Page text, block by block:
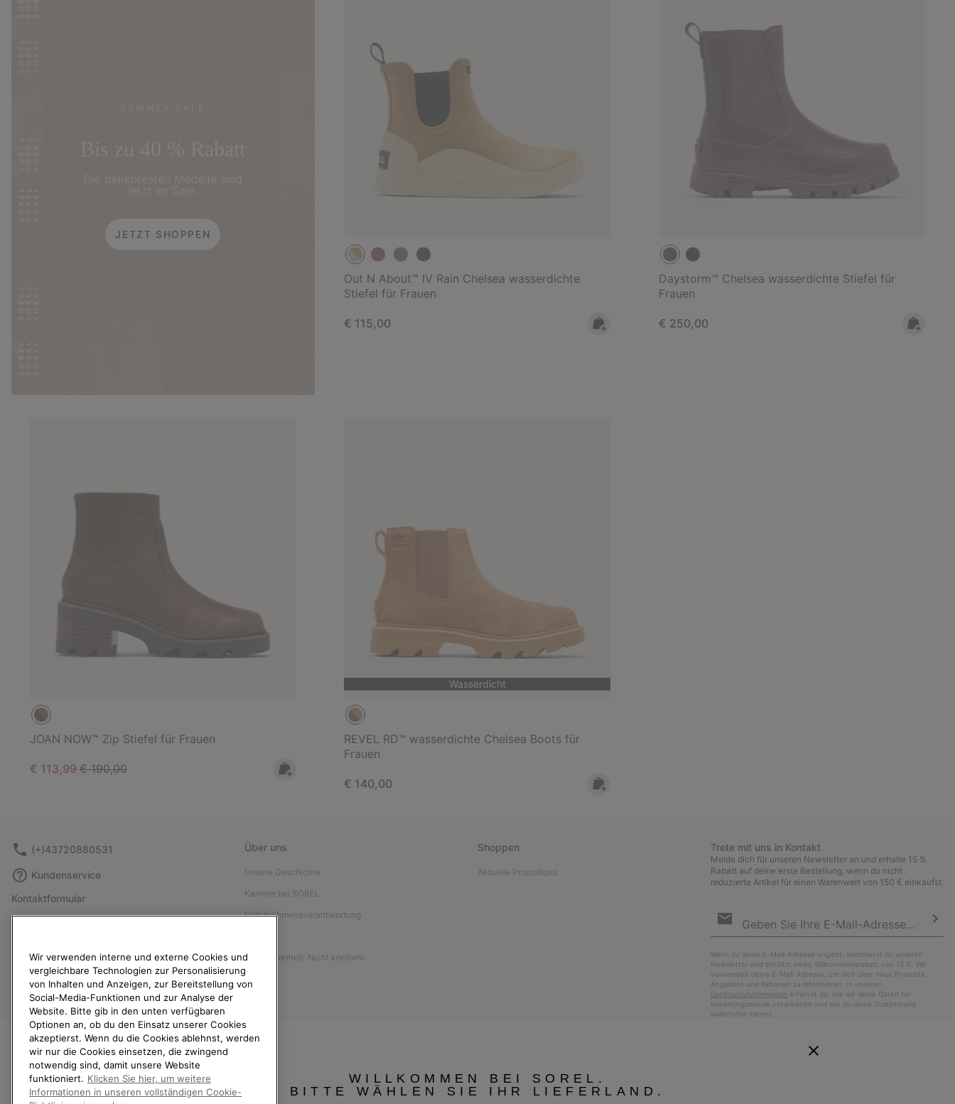
JETZT SHOPPEN
Out N About™ IV Rain Chelsea wasserdichte
Stiefel für Frauen
Regular price:
€ 115,00
Daystorm™ Chelsea wasserdichte Stiefel für
Frauen
Regular price:
€ 250,00
JOAN NOW™ Zip Stiefel für Frauen
Sale price:
€ 113,99 Regular price:
€ 190,00
Wasserdicht
REVEL RD™ wasserdichte Chelsea Boots für
Frauen
Regular price:
€ 140,00
(+)43720880531
Kundenservice
Kontaktformular
Größentabelle
Rücksendungen
Vom Kaufvertrag zurücktreten
Bestellstatus
Versand
Zahlung
Häufig gestellte Fragen
Über uns
Unsere Geschichte
Karriere bei SOREL
Unternehmensverantwortung
Barrierefreiheit: Nicht konform
Shoppen
Aktuelle Promotions
Trete mit uns in Kontakt
Melde dich für unseren Newsletter an und erhalte 15 %
Rabatt auf deine erste Bestellung, wenn du nicht
reduzierte Artikel für einen Warenwert von 150 € einkaufst.
Anmeldung
Wenn du deine E-Mail-Adresse angibst, abonnierst du unseren
Newsletter und erhältst einen Willkommensrabatt von 15 %. Wir
verwenden deine E-Mail-Adresse, um dich über neue Produkte,
Angebote und Aktionen zu informieren. In unseren
Datenschutzhinweisen erfährst du, wie wir deine Daten für
Marketingzwecke verarbeiten und wie du deine Zustimmung
widerrufen kannst.
WILLKOMMEN BEI SOREL.
BITTE WÄHLEN SIE IHR LIEFERLAND.
Wir verwenden interne und externe Cookies und
vergleichbare Technologien zur Personalisierung
von Inhalten und Anzeigen, zur Bereitstellung von
Social-Media-Funktionen und zur Analyse der
Website. Bitte gib in den unten verfügbaren
Optionen an, ob du den Einsatz unserer Cookies
akzeptierst. Wenn du die Cookies ablehnst, werden
wir nur die Cookies einsetzen, die zwingend
notwendig sind, damit unsere Website
funktioniert. Klicken Sie hier, um weitere
Informationen in unseren vollständigen Cookie-